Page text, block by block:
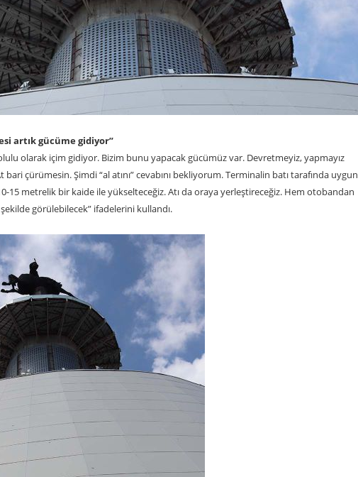
artık gücüme gidiyor”
olarak içim gidiyor. Bizim bunu yapacak gücümüz var. Devretmeyiz, yapmayız
bari çürümesin. Şimdi “al atını” cevabını bekliyorum. Terminalin batı tarafında uygun
10-15 metrelik bir kaide ile yükselteceğiz. Atı da oraya yerleştireceğiz. Hem otobandan
görülebilecek” ifadelerini kullandı.